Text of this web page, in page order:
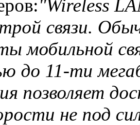
"Wireless
связи.
мобильной
до 11-ти
позволяет
не под